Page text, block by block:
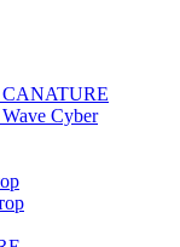
CANATURE
Cyber